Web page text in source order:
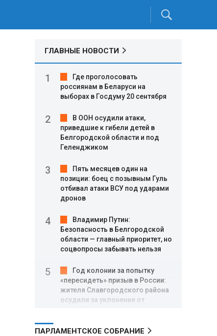
ГЛАВНЫЕ НОВОСТИ
Где проголосовать
россиянам в Беларуси на
выборах в Госдуму 20 сентября
В ООН осудили атаки,
приведшие к гибели детей в
Белгородской области и под
Геленджиком
Пять месяцев один на
позиции: боец с позывным Гуль
отбивал атаки ВСУ под ударами
дронов
Владимир Путин:
Безопасность в Белгородской
области — главный приоритет, но
соцвопросы забывать нельзя
Год колонии за попытку
«пересидеть» призыв в России:
жителя Славгородского района
осудили за уклонение от
В Свердловской области
ПАРЛАМЕНТСКОЕ СОБРАНИЕ